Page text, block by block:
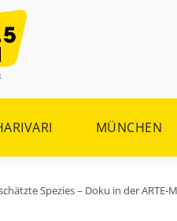
MÜNCHEN
Spezies – Doku in der ARTE-